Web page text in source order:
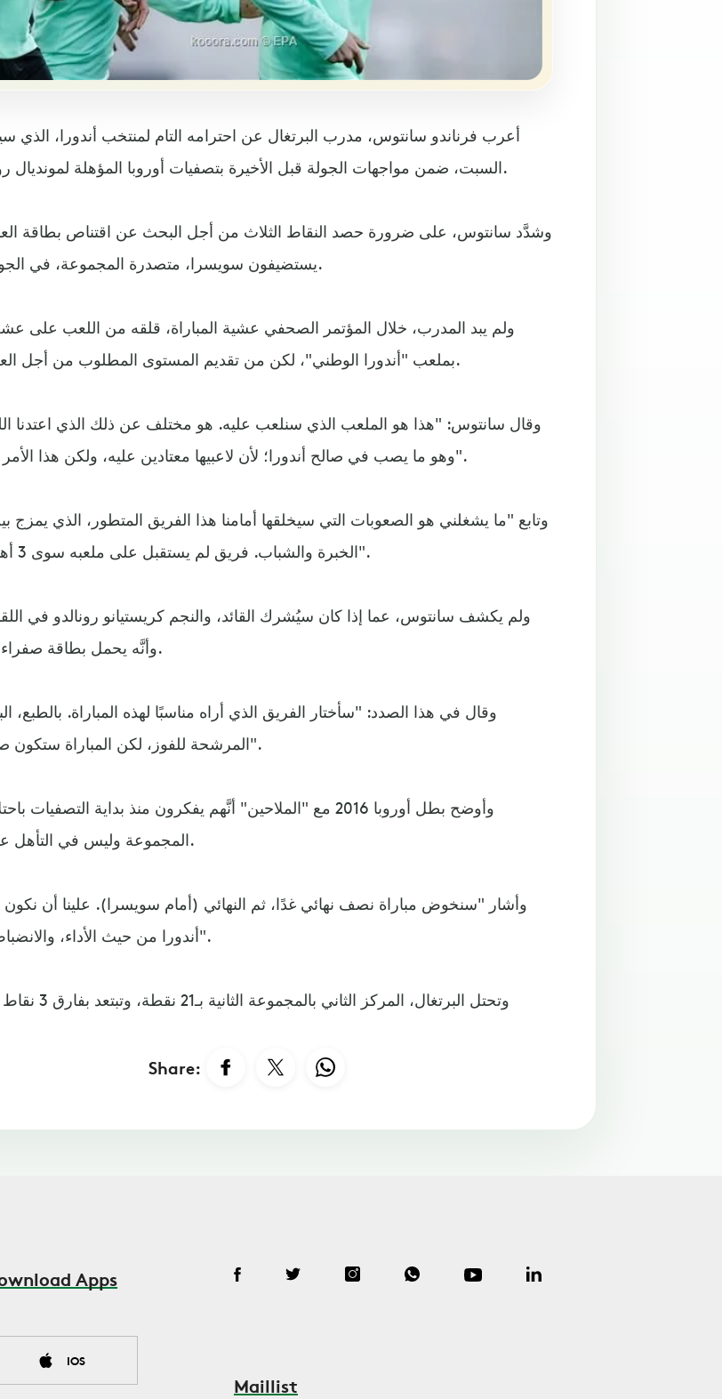
أعرب فرناندو سانتوس، مدرب البرتغال عن احترامه التام لمنتخب أندورا، الذي
السبت، ضمن مواجهات الجولة قبل الأخيرة بتصفيات أوروبا المؤهلة لمونديال روسيا 2018.
وشدَّد سانتوس، على ضرورة حصد النقاط الثلاث من أجل البحث عن اقتناص بطاقة
يستضيفون سويسرا، متصدرة المجموعة، في الجولة الأخيرة.
ولم يبد المدرب، خلال المؤتمر الصحفي عشية المباراة، قلقه من اللعب على
بملعب "أندورا الوطني"، لكن من تقديم المستوى المطلوب من أجل العودة بالفوز.
وقال سانتوس: "هذا هو الملعب الذي سنلعب عليه. هو مختلف عن ذلك الذي اعتدنا
وهو ما يصب في صالح أندورا؛ لأن لاعبيها معتادين عليه، ولكن هذا الأمر لا يشغلني".
وتابع "ما يشغلني هو الصعوبات التي سيخلقها أمامنا هذا الفريق المتطور، الذي يمزج
الخبرة والشباب. فريق لم يستقبل على ملعبه سوى 3 أهداف فقط".
ولم يكشف سانتوس، عما إذا كان سيُشرك القائد، والنجم كريستيانو رونالدو في
وأنَّه يحمل بطاقة صفراء في جعبته.
وقال في هذا الصدد: "سأختار الفريق الذي أراه مناسبًا لهذه المباراة. بالطبع،
المرشحة للفوز، لكن المباراة ستكون صعبة للغاية".
وأوضح بطل أوروبا 2016 مع "الملاحين" أنَّهم يفكرون منذ بداية التصفيات
المجموعة وليس في التأهل عبر الملحق.
وأشار "سنخوض مباراة نصف نهائي غدًا، ثم النهائي (أمام سويسرا). علينا أن
أندورا من حيث الأداء، والانضباط والتفاني".
وتحتل البرتغال، المركز
Share:
Apps
IOS
Maillist